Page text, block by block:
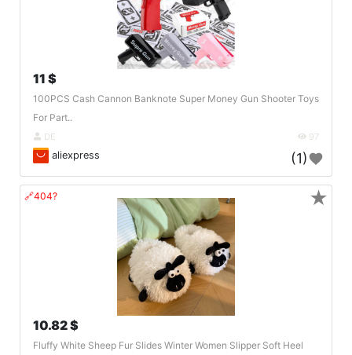
11 $
100PCS Cash Cannon Banknote Super Money Gun Shooter Toys
For Part..
DE 97
aliexpress (1)
🔗404?
10.82 $
Fluffy White Sheep Fur Slides Winter Women Slipper Soft Heel
★